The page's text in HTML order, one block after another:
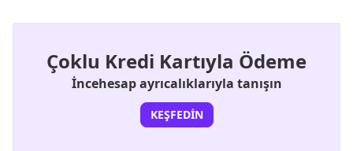
Çoklu Kredi Kartıyla Ödeme
İncehesap ayrıcalıklarıyla tanışın
KEŞFEDIN